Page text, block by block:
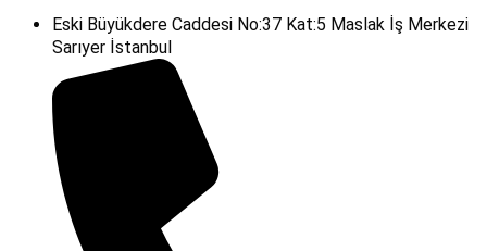
Eski Büyükdere Caddesi No:37 Kat:5 Maslak İş Merkezi
Sarıyer İstanbul